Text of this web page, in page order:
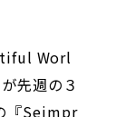
Worl
先週の３
『Seimpr